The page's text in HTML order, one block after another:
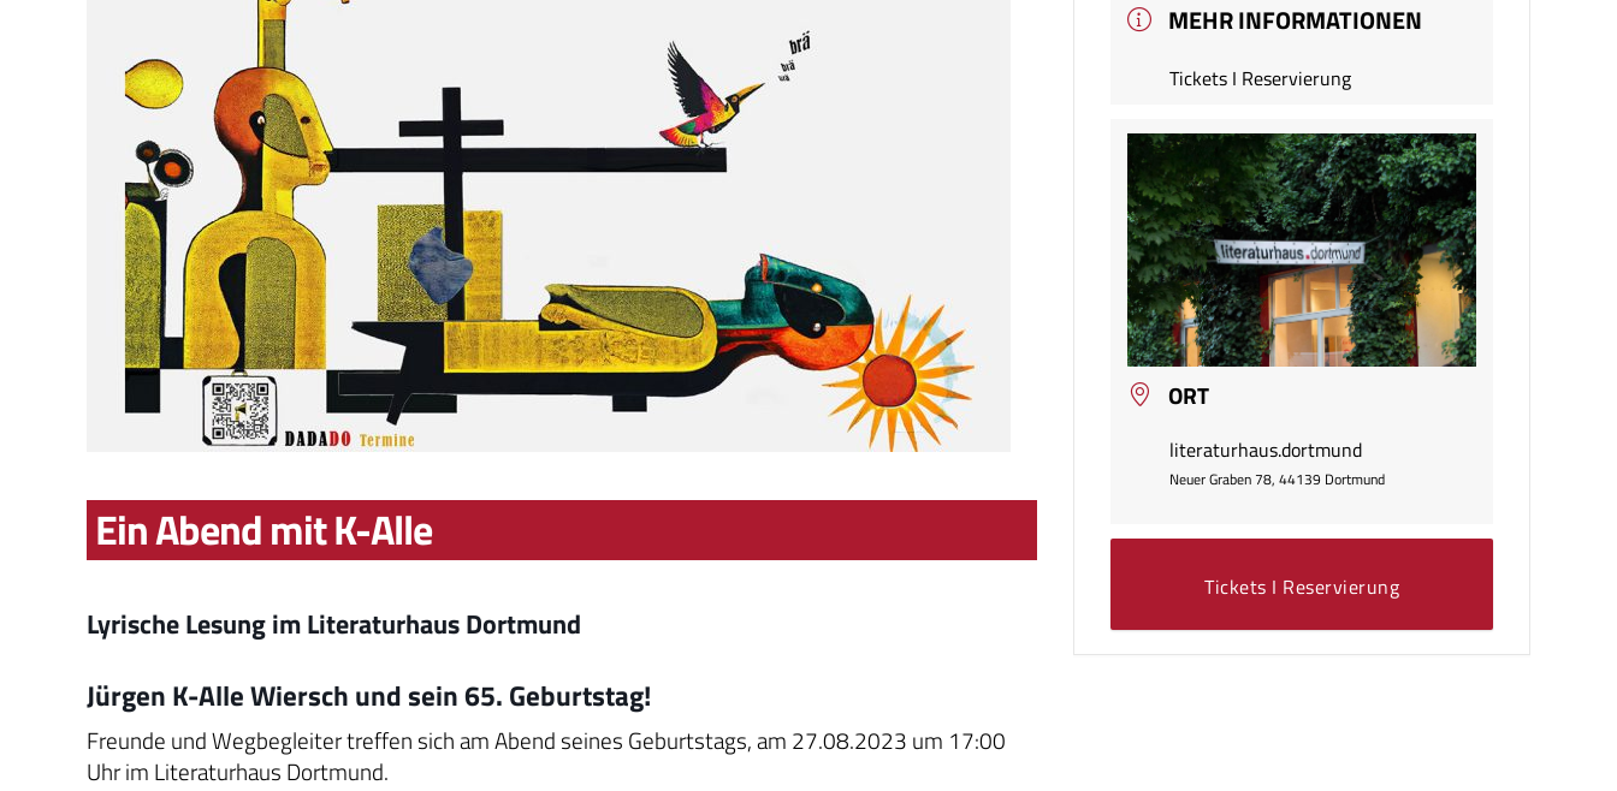
Ein Abend mit K-Alle
Lyrische Lesung im Literaturhaus Dortmund
Jürgen K-Alle Wiersch und sein 65. Geburtstag!
Freunde und Wegbegleiter treffen sich am Abend seines Geburtstags, am 27.08.2023 um 17:00
Uhr im Literaturhaus Dortmund.
MEHR INFORMATIONEN
Tickets I Reservierung
ORT
literaturhaus.dortmund
Neuer Graben 78, 44139 Dortmund
Tickets I Reservierung